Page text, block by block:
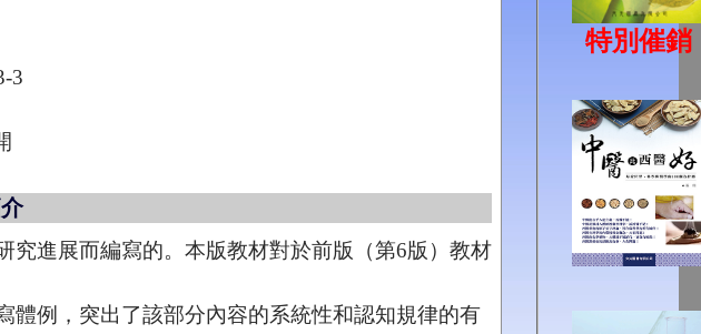
特別催銷
3
進展而編寫的。本版教材對於前版（第6版）教材
體例，突出了該部分內容的系統性和認知規律的有